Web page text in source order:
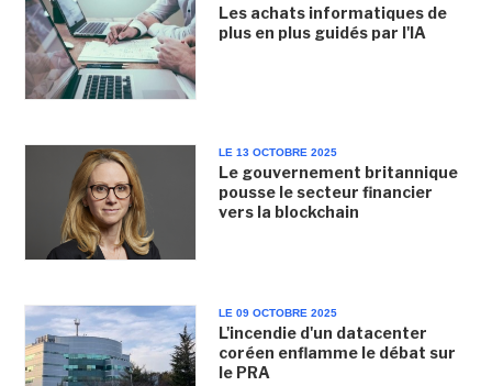
Les achats informatiques de
plus en plus guidés par l'IA
LE 13 OCTOBRE 2025
Le gouvernement britannique
pousse le secteur financier
vers la blockchain
LE 09 OCTOBRE 2025
L'incendie d'un datacenter
coréen enflamme le débat sur
le PRA